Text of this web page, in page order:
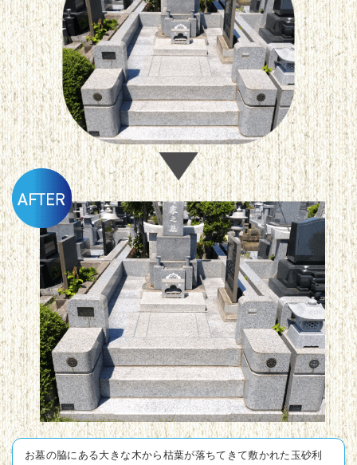
お墓の脇にある大きな木から枯葉が落ちてきて敷かれた玉砂利